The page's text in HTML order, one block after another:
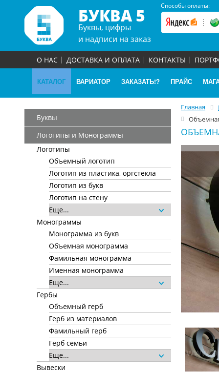
БУКВА 5
Буквы, цифры
и надписи на заказ
Способы оплаты:
О НАС ДОСТАВКА И ОПЛАТА КОНТАКТЫ
КАТАЛОГ ВАРИАТОР ЗАКАЗАТЬ!? ПРАЙС
Главная
Буквы
Логотипы и Монограммы
Логотипы
Объемный логотип
Логотип из пластика, оргстекла
Логотип из букв
Логотип на стену
Еще...
Монограммы
Монограмма из букв
Объемная монограмма
Фамильная монограмма
Именная монограмма
Еще...
Гербы
Объемный герб
Герб из материалов
Фамильный герб
Герб семьи
Еще...
Вывески